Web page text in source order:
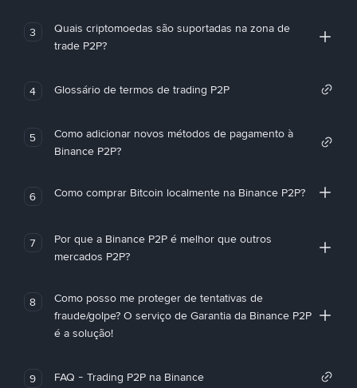
3
Quais criptomoedas são suportadas na zona de
trade P2P?
4 Glossário de termos de trading P2P
5
Como adicionar novos métodos de pagamento à
Binance P2P?
6 Como comprar Bitcoin localmente na Binance P2P?
7
Por que a Binance P2P é melhor que outros
mercados P2P?
8
Como posso me proteger de tentativas de
fraude/golpe? O serviço de Garantia da Binance P2P
é a solução!
9 FAQ - Trading P2P na Binance